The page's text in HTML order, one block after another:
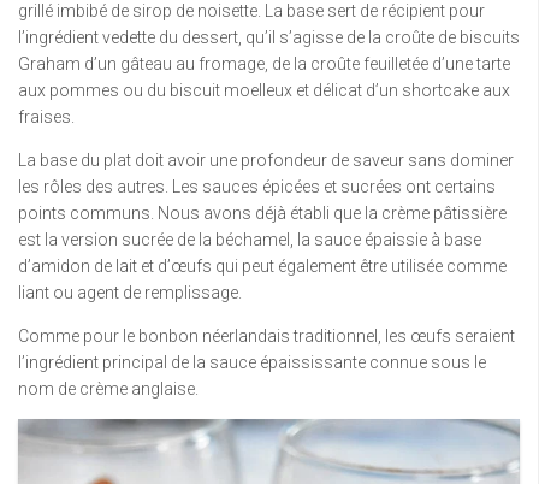
grillé imbibé de sirop de noisette. La base sert de récipient pour
l’ingrédient vedette du dessert, qu’il s’agisse de la croûte de biscuits
Graham d’un gâteau au fromage, de la croûte feuilletée d’une tarte
aux pommes ou du biscuit moelleux et délicat d’un shortcake aux
fraises.
La base du plat doit avoir une profondeur de saveur sans dominer
les rôles des autres. Les sauces épicées et sucrées ont certains
points communs. Nous avons déjà établi que la crème pâtissière
est la version sucrée de la béchamel, la sauce épaissie à base
d’amidon de lait et d’œufs qui peut également être utilisée comme
liant ou agent de remplissage.
Comme pour le bonbon néerlandais traditionnel, les œufs seraient
l’ingrédient principal de la sauce épaississante connue sous le
nom de crème anglaise.